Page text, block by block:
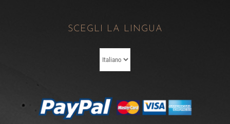
SCEGLI LA LINGUA